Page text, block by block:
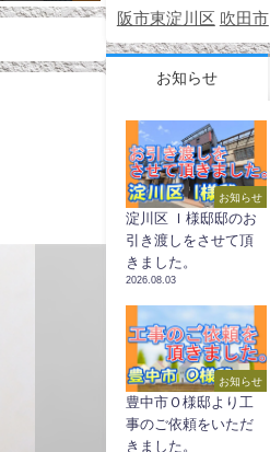
阪市東淀川区 吹田市
お知らせ
お知らせ
淀川区 Ｉ様邸邸のお
引き渡しをさせて頂
きました。
2026.08.03
お知らせ
豊中市Ｏ様邸より工
事のご依頼をいただ
きました。